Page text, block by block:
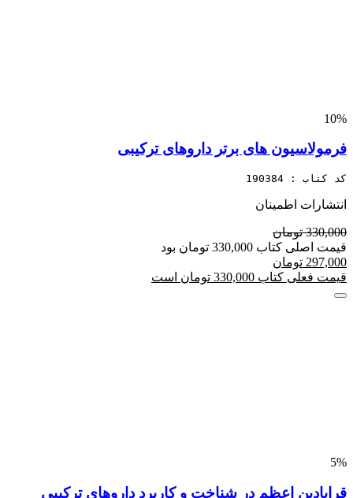
10%
فرمولاسیون های برتر داروهای ترکیبی
کد کتاب : 190384
انتشارات اطمینان
330,000 تومان
قیمت اصلی کتاب 330,000 تومان بود
297,000 تومان
قیمت فعلی کتاب 330,000 تومان است
5%
قرابادین اعظم در شناخت و کاربرد داروهای ترکیبی